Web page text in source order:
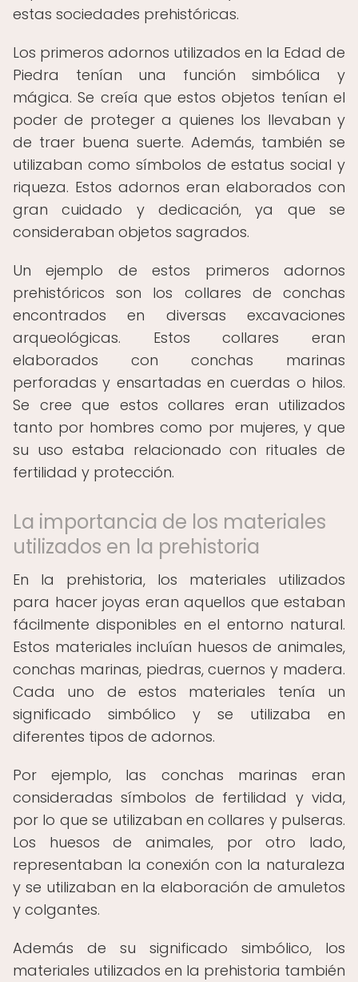
estas sociedades prehistóricas.
Los primeros adornos utilizados en la Edad de
Piedra tenían una función simbólica y
mágica. Se creía que estos objetos tenían el
poder de proteger a quienes los llevaban y
de traer buena suerte. Además, también se
utilizaban como símbolos de estatus social y
riqueza. Estos adornos eran elaborados con
gran cuidado y dedicación, ya que se
consideraban objetos sagrados.
Un ejemplo de estos primeros adornos
prehistóricos son los collares de conchas
encontrados en diversas excavaciones
arqueológicas. Estos collares eran
elaborados con conchas marinas
perforadas y ensartadas en cuerdas o hilos.
Se cree que estos collares eran utilizados
tanto por hombres como por mujeres, y que
su uso estaba relacionado con rituales de
fertilidad y protección.
La importancia de los materiales
utilizados en la prehistoria
En la prehistoria, los materiales utilizados
para hacer joyas eran aquellos que estaban
fácilmente disponibles en el entorno natural.
Estos materiales incluían huesos de animales,
conchas marinas, piedras, cuernos y madera.
Cada uno de estos materiales tenía un
significado simbólico y se utilizaba en
diferentes tipos de adornos.
Por ejemplo, las conchas marinas eran
consideradas símbolos de fertilidad y vida,
por lo que se utilizaban en collares y pulseras.
Los huesos de animales, por otro lado,
representaban la conexión con la naturaleza
y se utilizaban en la elaboración de amuletos
y colgantes.
Además de su significado simbólico, los
materiales utilizados en la prehistoria también